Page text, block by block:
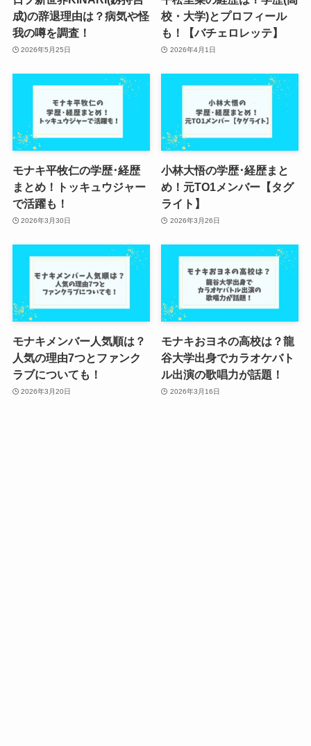
成)の辞退理由は？病気や怪
我の噂を調査！
2026年5月25日
校・大学)とプロフィール
も！【バチェロレッテ】
2026年4月1日
モナキ平牧仁の学歴･経歴
まとめ！トッキュウジャー
で活躍も！
2026年3月30日
小林大悟の学歴･経歴まと
め！元TO1メンバー【タグ
ライト】
2026年3月26日
モナキメンバー人気順は？
人気の理由7つとファンク
ラブについても！
2026年3月20日
モナキおヨネの高校は？龍
谷大学出身でカラオケバト
ル出演の歌唱力が話題！
2026年3月16日